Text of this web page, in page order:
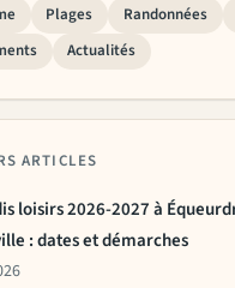
Plages Randonnées
Actualités
ARTICLES
loisirs 2026-2027 à
: dates et démarches